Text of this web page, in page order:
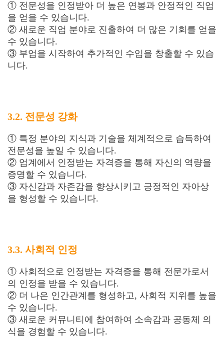
① 전문성을 인정받아 더 높은 연봉과 안정적인 직업
을 얻을 수 있습니다.
② 새로운 직업 분야로 진출하여 더 많은 기회를 얻을
수 있습니다.
③ 부업을 시작하여 추가적인 수입을 창출할 수 있습
니다.
3.2. 전문성 강화
① 특정 분야의 지식과 기술을 체계적으로 습득하여
전문성을 높일 수 있습니다.
② 업계에서 인정받는 자격증을 통해 자신의 역량을
증명할 수 있습니다.
③ 자신감과 자존감을 향상시키고 긍정적인 자아상
을 형성할 수 있습니다.
3.3. 사회적 인정
① 사회적으로 인정받는 자격증을 통해 전문가로서
의 인정을 받을 수 있습니다.
② 더 나은 인간관계를 형성하고, 사회적 지위를 높을
수 있습니다.
③ 새로운 커뮤니티에 참여하여 소속감과 공동체 의
식을 경험할 수 있습니다.